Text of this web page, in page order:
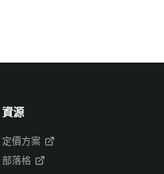
資源
定價方案
部落格